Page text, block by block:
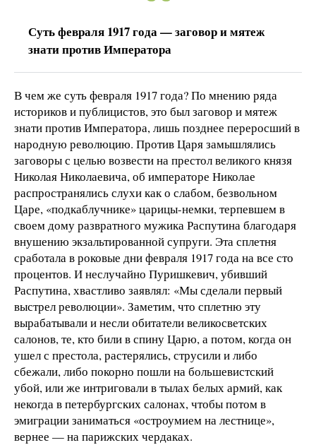
Суть февраля 1917 года — заговор и мятеж
знати против Императора
В чем же суть февраля 1917 года? По мнению ряда
историков и публицистов, это был заговор и мятеж
знати против Императора, лишь позднее переросший в
народную революцию. Против Царя замышлялись
заговоры с целью возвести на престол великого князя
Николая Николаевича, об императоре Николае
распространялись слухи как о слабом, безвольном
Царе, «подкаблучнике» царицы-немки, терпевшем в
своем дому развратного мужика Распутина благодаря
внушению экзальтированной супруги. Эта сплетня
сработала в роковые дни февраля 1917 года на все сто
процентов. И неслучайно Пуришкевич, убивший
Распутина, хвастливо заявлял: «Мы сделали первый
выстрел революции». Заметим, что сплетню эту
вырабатывали и несли обитатели великосветских
салонов, те, кто били в спину Царю, а потом, когда он
ушел с престола, растерялись, струсили и либо
сбежали, либо покорно пошли на большевистский
убой, или же интриговали в тылах белых армий, как
некогда в петербургских салонах, чтобы потом в
эмиграции заниматься «остроумием на лестнице»,
вернее — на парижских чердаках.